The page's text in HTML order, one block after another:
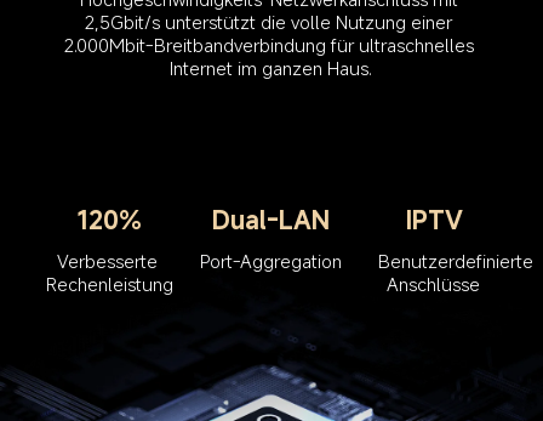
2,5Gbit/s unterstützt die volle Nutzung einer
2.000Mbit-Breitbandverbindung für ultraschnelles
Internet im ganzen Haus.
120%
Verbesserte
Rechenleistung
Dual-LAN
Port-Aggregation
IPTV
Benutzerdefinierte
Anschlüsse